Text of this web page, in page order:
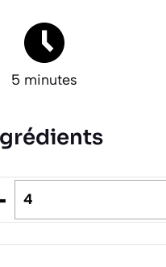
5 minutes